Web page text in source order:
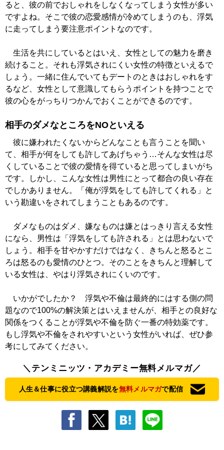
ると、彼の前でおしゃれをしなくなってしまう女性が多い
ですよね。そこで彼の恋愛感情が冷めてしまうのも、浮気
に走ってしまう要注意ポイントなのです。
生活を共にしているとはいえ、女性としての魅力を磨き
続けること。それも浮気されにくい女性の特徴といえるで
しょう。一緒に住んでいてもデートのときはおしゃれをす
るなど、女性として意識してもらうポイントを持つことで
彼の心をがっちりつかんでおくことができるのです。
相手のダメなところをNOといえる
彼に嫌われたくないからどんなことも言うことを聞い
て、相手が何をしても許してあげちゃう…そんな女性は尽
くしていることで彼の愛情を得ていると思ってしまいがち
です。しかし、こんな女性は男性にとって都合の良い存在
でしかありません。「俺が浮気をしても許してくれる」と
いう勘違いをされてしまうこともあるのです。
ダメなものはダメ、嫌なものは嫌とはっきり言える女性
になら、男性は「浮気をしても許される」とは思わないで
しょう。相手を甘やかすだけではなく、きちんと怒るとこ
ろは怒るのも愛情のひとつ。そのことをきちんと理解して
いる女性は、やはり浮気されにくいのです。
いかがでしたか？ 浮気や不倫は最終的にはする側の問
題なので100%の解決策とはいえませんが、相手との良好な
関係をつくることが浮気や不倫を防ぐ一番の特効薬です。
もし浮気や不倫をされやすいという女性がいれば、ぜひ参
考にしてみてください。
＼テンミニッツ・アカデミー無料メルマガ／
人生＆仕事に役立つ講義解説を無料メルマガで配信